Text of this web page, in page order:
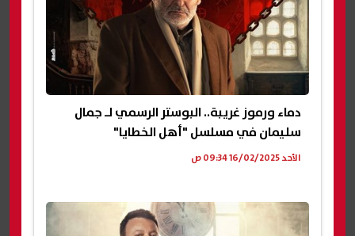
دماء ورموز غريبة.. البوستر الرسمي لـ جمال
سليمان في مسلسل "أهل الخطايا"
الأحد 16/02/2025 09:34 ص